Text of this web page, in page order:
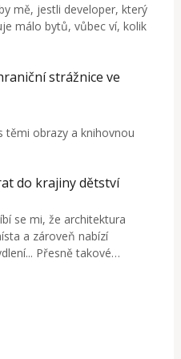
mě, jestli developer, který
málo bytů, vůbec ví, kolik
strážnice ve
těmi obrazy a knihovnou
do krajiny dětství
se mi, že architektura
a zároveň nabízí
Přesně takové…